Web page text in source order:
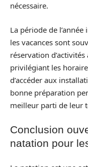
nécessaire.
La période de
les vacances sont
réservation
privilégiant les
d’accéder aux
bonne préparation
meilleur parti de leur
Conclusion
natation pour